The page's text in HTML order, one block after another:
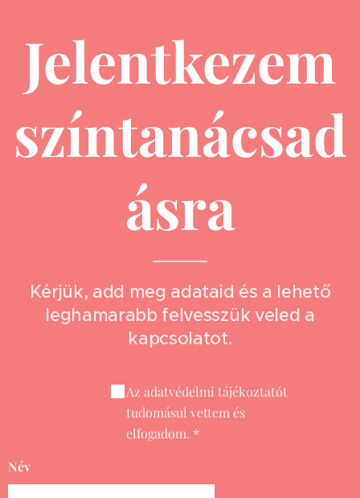
Jelentkezem
színtanácsad
ásra
Kérjük, add meg adataid és a lehető
leghamarabb felvesszük veled a
kapcsolatot.
Az adatvédelmi tájékoztatót
tudomásul vettem és
elfogadom.
Név